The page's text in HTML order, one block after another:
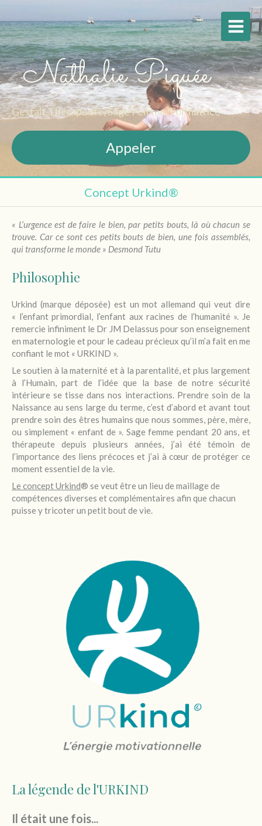
Nathalie Piquée
Gestalt-Thérapeute, Sage Femme, Formatrice
Appeler
Concept Urkind®
« L’urgence est de faire le bien, par petits bouts, là où chacun se
trouve. Car ce sont ces petits bouts de bien, une fois assemblés,
qui transforme le monde » Desmond Tutu
Philosophie
Urkind (marque déposée) est un mot allemand qui veut dire
« l’enfant primordial, l’enfant aux racines de l’humanité ». Je
remercie infiniment le Dr JM Delassus pour son enseignement
en maternologie et pour le cadeau précieux qu’il m’a fait en me
confiant le mot « URKIND ».
Le soutien à la maternité et à la parentalité, et plus largement
à l’Humain, part de l’idée que la base de notre sécurité
intérieure se tisse dans nos interactions. Prendre soin de la
Naissance au sens large du terme, c’est d’abord et avant tout
prendre soin des êtres humains que nous sommes, père, mère,
ou simplement « enfant de ». Sage femme pendant 20 ans, et
thérapeute depuis plusieurs années, j’ai été témoin de
l’importance des liens précoces et j’ai à cœur de protéger ce
moment essentiel de la vie.
Le concept Urkind® se veut être un lieu de maillage de
compétences diverses et complémentaires afin que chacun
puisse y tricoter un petit bout de vie.
La légende de l'URKIND
Il était une fois...